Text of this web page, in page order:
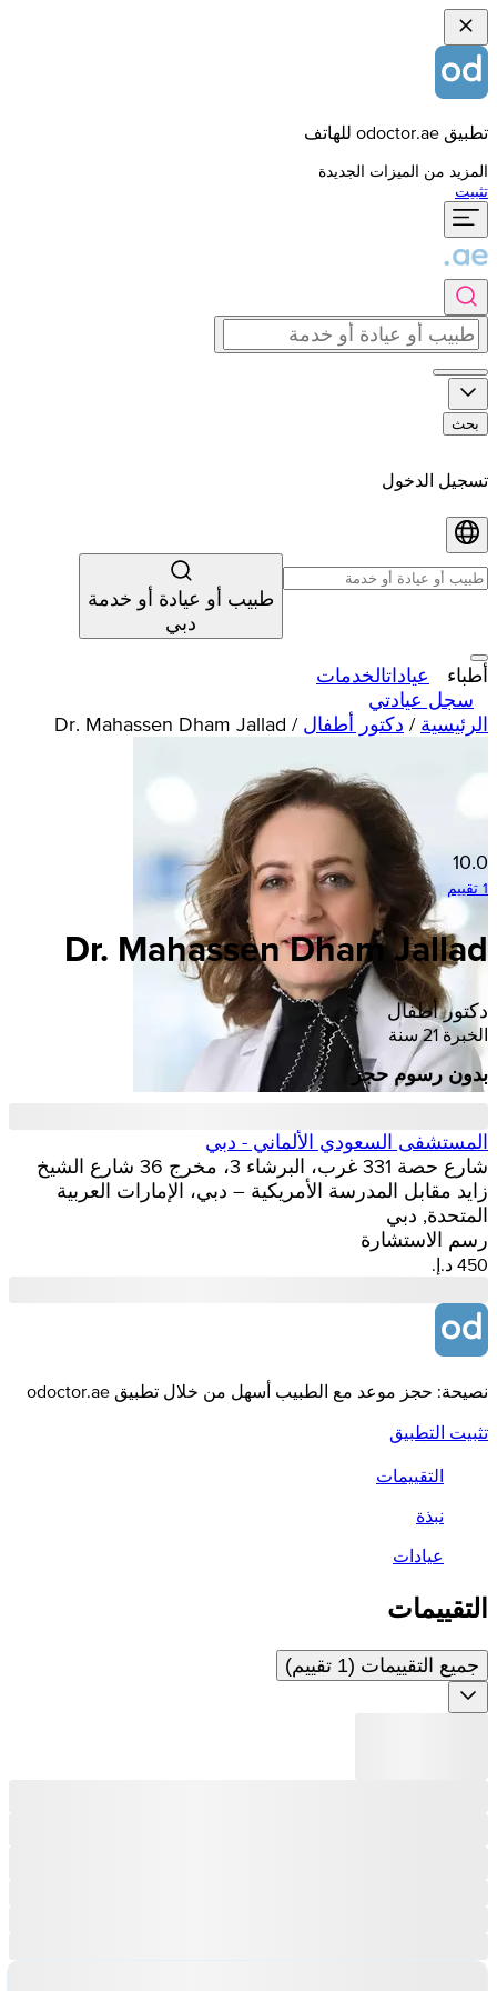
تطبيق odoctor.ae للهاتف
المزيد من الميزات الجديدة
تثبيت
بحث
تسجيل الدخول
طبيب أو عيادة أو خدمة
دبي
أطباء عياداتالخدمات
سجل عيادتي
الرئيسية / دكتور أطفال /
Dr. Mahassen Dham Jallad
10.0
1 تقييم
Dr. Mahassen Dham Jallad
دكتور أطفال
الخبرة 21 سنة
بدون رسوم حجز
المستشفى السعودي الألماني - دبي
شارع حصة 331 غرب، البرشاء 3، مخرج 36 شارع الشيخ
زايد مقابل المدرسة الأمريكية – دبي، الإمارات العربية
المتحدة, دبي
رسم الاستشارة
نصيحة: حجز موعد مع الطبيب أسهل من خلال تطبيق odoctor.ae
تثبيت التطبيق
التقييمات
نبذة
عيادات
التقييمات
جميع التقييمات (1 تقييم)